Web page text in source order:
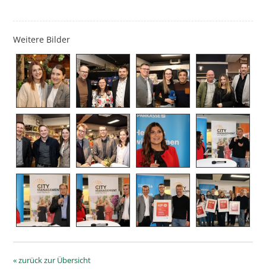
Weitere Bilder
« zurück zur Übersicht